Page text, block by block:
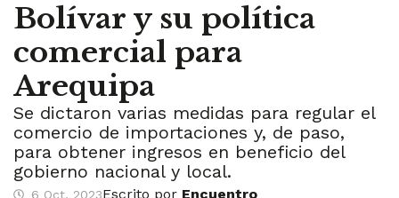
Bolívar y su política
comercial para
Arequipa
Se dictaron varias medidas para regular el
comercio de importaciones y, de paso,
para obtener ingresos en beneficio del
gobierno nacional y local.
6 Oct, 2023Escrito por Encuentro